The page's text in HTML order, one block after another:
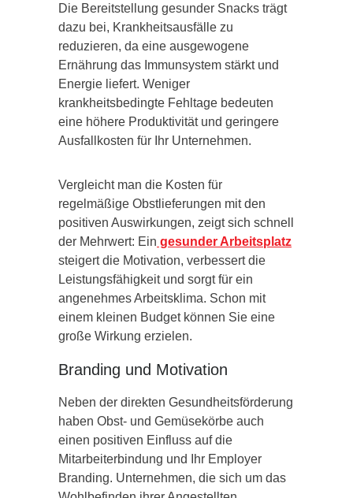
Die Bereitstellung gesunder Snacks trägt
dazu bei, Krankheitsausfälle zu
reduzieren, da eine ausgewogene
Ernährung das Immunsystem stärkt und
Energie liefert. Weniger
krankheitsbedingte Fehltage bedeuten
eine höhere Produktivität und geringere
Ausfallkosten für Ihr Unternehmen.
Vergleicht man die Kosten für
regelmäßige Obstlieferungen mit den
positiven Auswirkungen, zeigt sich schnell
der Mehrwert: Ein gesunder Arbeitsplatz
steigert die Motivation, verbessert die
Leistungsfähigkeit und sorgt für ein
angenehmes Arbeitsklima. Schon mit
einem kleinen Budget können Sie eine
große Wirkung erzielen.
Branding und Motivation
Neben der direkten Gesundheitsförderung
haben Obst- und Gemüsekörbe auch
einen positiven Einfluss auf die
Mitarbeiterbindung und Ihr Employer
Branding. Unternehmen, die sich um das